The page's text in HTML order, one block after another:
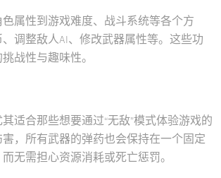
属性到游戏难度、战斗系统等各个方
调整敌人AI、修改武器属性等。这些功
战性与趣味性。
适合那些想要通过“无敌”模式体验游戏的
，所有武器的弹药也会保持在一个固定
无需担心资源消耗或死亡惩罚。